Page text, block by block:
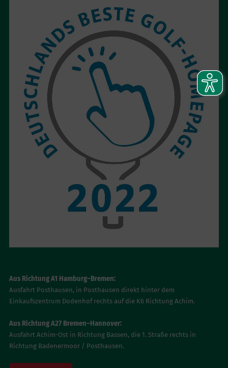
Aus Richtung A1 Hamburg–Bremen:
Ausfahrt Posthausen, in Posthausen direkt hinter dem
Einkaufszentrum Dodenhof rechts auf die K6 Richtung Achim.
Aus Richtung A27 Bremen–Hannover:
Ausfahrt Achim-Ost in Richtung Bassen, die 1. Straße rechts in
Richtung Badenermoor / Posthausen.